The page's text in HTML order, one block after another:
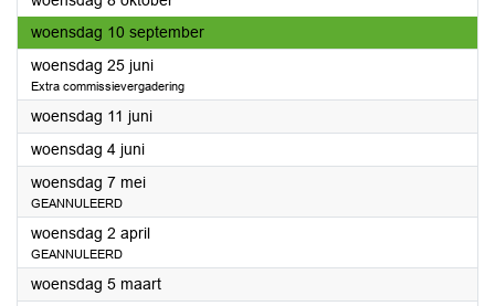
woensdag 10 september2025
woensdag 25 juni2025
Extra commissievergadering
woensdag 11 juni2025
woensdag 4 juni2025
woensdag 7 mei2025
GEANNULEERD
woensdag 2 april2025
GEANNULEERD
woensdag 5 maart2025